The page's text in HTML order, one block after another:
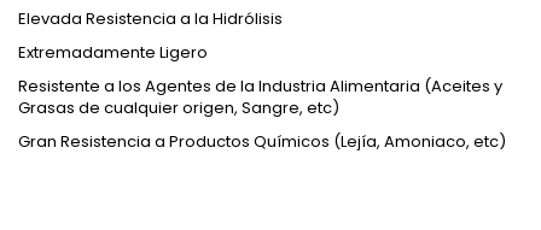
Elevada Resistencia a la Hidrólisis
Extremadamente Ligero
Resistente a los Agentes de la Industria Alimentaria (Aceites y
Grasas de cualquier origen, Sangre, etc)
Gran Resistencia a Productos Químicos (Lejía, Amoniaco, etc)